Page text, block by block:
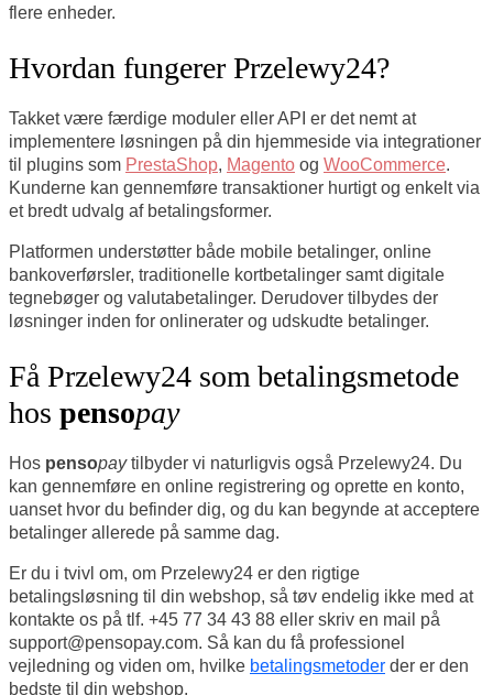
flere enheder.
Hvordan fungerer Przelewy24?
Takket være færdige moduler eller API er det nemt at
implementere løsningen på din hjemmeside via integrationer
til plugins som PrestaShop, Magento og WooCommerce.
Kunderne kan gennemføre transaktioner hurtigt og enkelt via
et bredt udvalg af betalingsformer.
Platformen understøtter både mobile betalinger, online
bankoverførsler, traditionelle kortbetalinger samt digitale
tegnebøger og valutabetalinger. Derudover tilbydes der
løsninger inden for onlinerater og udskudte betalinger.
Få Przelewy24 som betalingsmetode
hos pensopay
Hos pensopaytilbyder vi naturligvis også Przelewy24. Du
kan gennemføre en online registrering og oprette en konto,
uanset hvor du befinder dig, og du kan begynde at acceptere
betalinger allerede på samme dag.
Er du i tvivl om, om Przelewy24 er den rigtige
betalingsløsning til din webshop, så tøv endelig ikke med at
kontakte os på tlf. +45 77 34 43 88 eller skriv en mail på
support@pensopay.com. Så kan du få professionel
vejledning og viden om, hvilke betalingsmetoder der er den
bedste til din webshop.